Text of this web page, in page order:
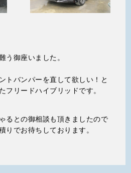
う御座いました。
トバンパーを直して欲しい！と
フリードハイブリッドです。
るとの御相談も頂きましたので
りでお待ちしております。